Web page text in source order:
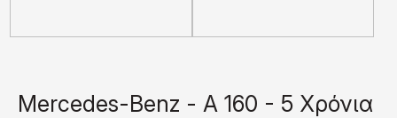
Mercedes-Benz - A 160 - 5 Χρόνια